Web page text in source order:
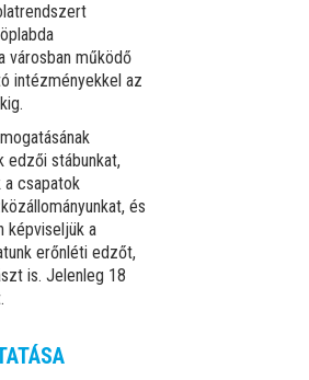
városban működő
intézményekkel az
edzői stábunkat,
a csapatok
és
képviseljük a
erőnléti edzőt,
is. Jelenleg 18